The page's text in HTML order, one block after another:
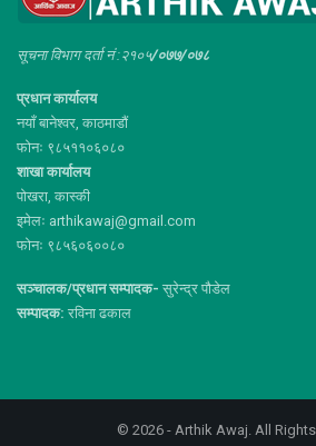
सूचना विभाग दर्ता नं :२१०५/०७७/०७८
प्रधान कार्यालय
नयाँ बानेश्वर, काठमाडौं
फोनः ९८५११०६०८०
शाखा कार्यालय
पोखरा, कास्की
इमेलः arthikawaj@gmail.com
फोनः ९८५६०६००८०
सञ्चालक/प्रधान सम्पादक- सुरेन्द्र पौडेल
सम्पादक: रविना ढकाल
© 2026 - Arthik Awaj. All Rights